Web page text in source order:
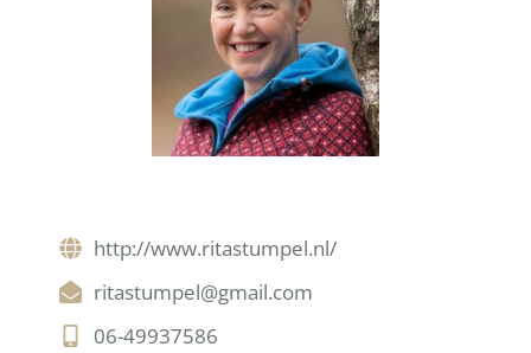
http://www.ritastumpel.nl/
ritastumpel@gmail.com
06-49937586